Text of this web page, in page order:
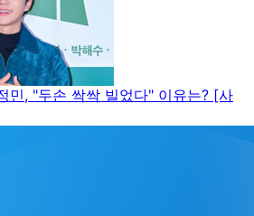
민, "두손 싹싹 빌었다" 이유는? [사